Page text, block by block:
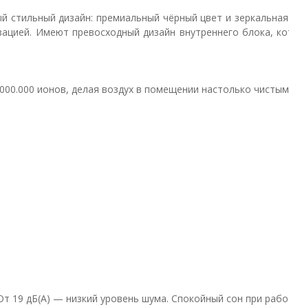
стильный дизайн: премиальный чёрный цвет и
Имеют превосходный дизайн внутреннего
ионов, делая воздух в помещении настолько
19 дБ(А) — низкий уровень шума. Спокойный сон при